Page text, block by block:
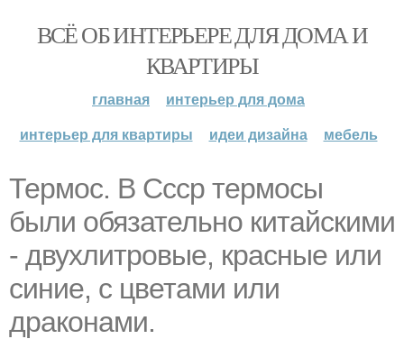
ВСЁ ОБ ИНТЕРЬЕРЕ ДЛЯ ДОМА И
КВАРТИРЫ
главная
интерьер для дома
интерьер для квартиры
идеи дизайна мебель
Термос. В Ссср термосы
были обязательно китайскими
- двухлитровые, красные или
синие, с цветами или
драконами.